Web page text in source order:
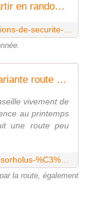
Précautions de sécurité avant de partir en randonnée et usages - ONVQF.over-blog.com
Tardets-Sorholus à la Madeleine , variante route , Tardets-Sorholus ( Pyrénées-Atlantiques 64 ) AAA Rando - ONVQF.over-blog.com
vivement de
au printemps
une route peu
la route, également